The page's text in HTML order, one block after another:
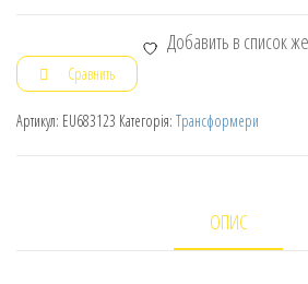
Добавить в список
Сравнить
Артикул: EU683123 Категорія: Трансформери
ОПИС